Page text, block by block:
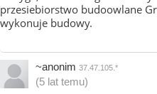
przesiebiorstwo budoowlane
wykonuje budowy.
~anonim 37.47.105.*
(5 lat temu)